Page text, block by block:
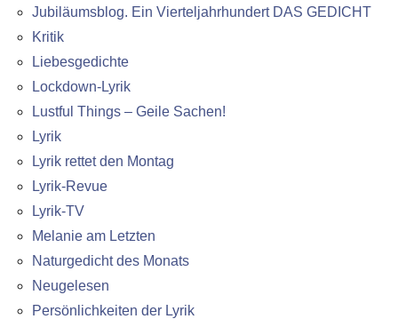
Jubiläumsblog. Ein Vierteljahrhundert DAS GEDICHT
Kritik
Liebesgedichte
Lockdown-Lyrik
Lustful Things – Geile Sachen!
Lyrik
Lyrik rettet den Montag
Lyrik-Revue
Lyrik-TV
Melanie am Letzten
Naturgedicht des Monats
Neugelesen
Persönlichkeiten der Lyrik